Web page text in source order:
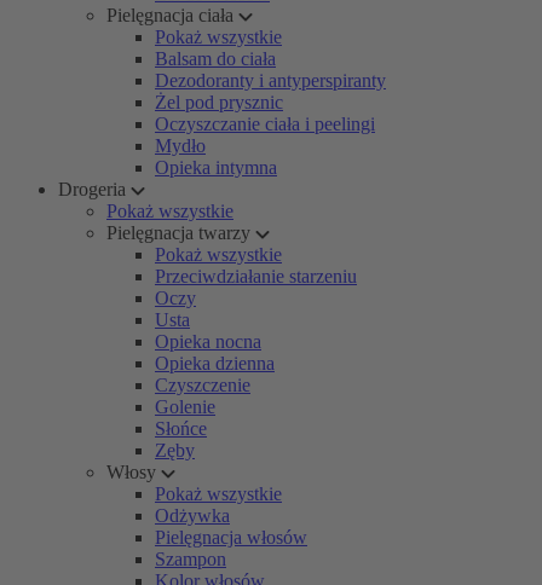
Pielęgnacja ciała
Pokaż wszystkie
Balsam do ciała
Dezodoranty i antyperspiranty
Żel pod prysznic
Oczyszczanie ciała i peelingi
Mydło
Opieka intymna
Drogeria
Pokaż wszystkie
Pielęgnacja twarzy
Pokaż wszystkie
Przeciwdziałanie starzeniu
Oczy
Usta
Opieka nocna
Opieka dzienna
Czyszczenie
Golenie
Słońce
Zęby
Włosy
Pokaż wszystkie
Odżywka
Pielęgnacja włosów
Szampon
Kolor włosów